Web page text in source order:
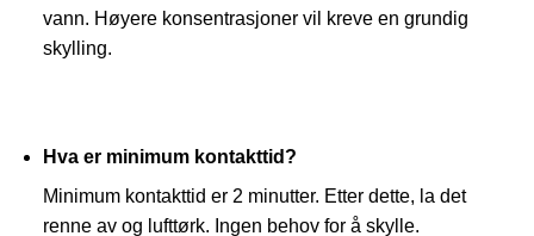
vann. Høyere konsentrasjoner vil kreve en grundig
skylling.
Hva er minimum kontakttid?
Minimum kontakttid er 2 minutter. Etter dette, la det
renne av og lufttørk. Ingen behov for å skylle.